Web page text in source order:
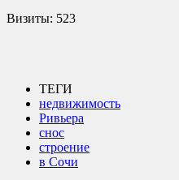
Визиты: 523
ТЕГИ
недвижимость
Ривьера
снос
строение
в Сочи